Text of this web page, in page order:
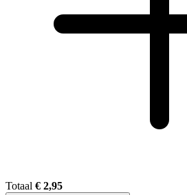
Totaal € 2,95